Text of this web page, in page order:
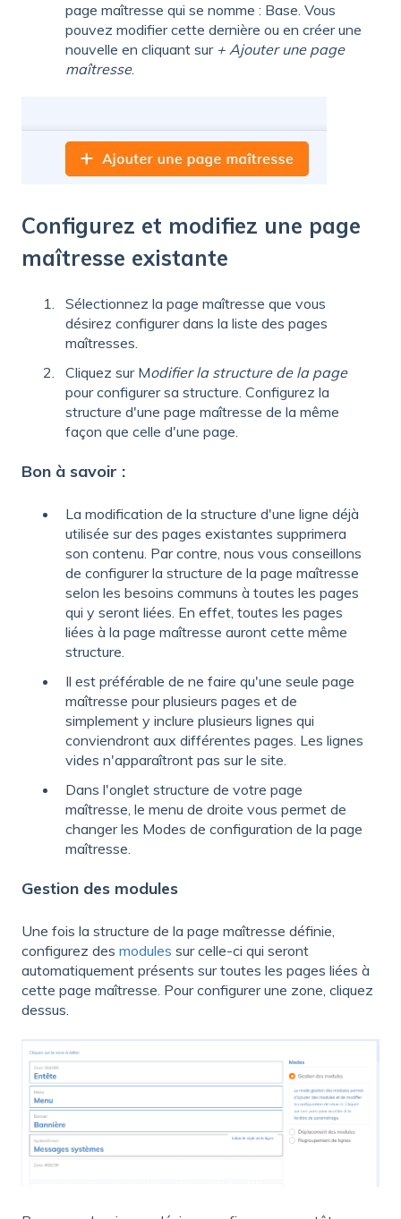
page maîtresse qui se nomme : Base. Vous
pouvez modifier cette dernière ou en créer une
nouvelle en cliquant sur + Ajouter une page
maîtresse.
Configurez et modifiez une page
maîtresse existante
Sélectionnez la page maîtresse que vous
désirez configurer dans la liste des pages
maîtresses.
Cliquez sur Modifier la structure de la page
pour configurer sa structure. Configurez la
structure d'une page maîtresse de la même
façon que celle d'une page.
Bon à savoir :
La modification de la structure d'une ligne déjà
utilisée sur des pages existantes supprimera
son contenu. Par contre, nous vous conseillons
de configurer la structure de la page maîtresse
selon les besoins communs à toutes les pages
qui y seront liées. En effet, toutes les pages
liées à la page maîtresse auront cette même
structure.
Il est préférable de ne faire qu'une seule page
maîtresse pour plusieurs pages et de
simplement y inclure plusieurs lignes qui
conviendront aux différentes pages. Les lignes
vides n'apparaîtront pas sur le site.
Dans l'onglet structure de votre page
maîtresse, le menu de droite vous permet de
changer les Modes de configuration de la page
maîtresse.
Gestion des modules
Une fois la structure de la page maîtresse définie,
configurez des modules sur celle-ci qui seront
automatiquement présents sur toutes les pages liées à
cette page maîtresse. Pour configurer une zone, cliquez
dessus.